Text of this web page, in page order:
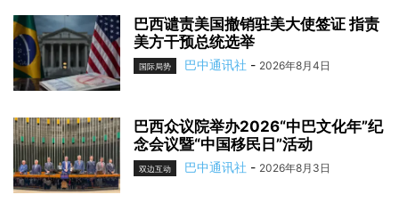
巴西谴责美国撤销驻美大使签证 指责
美方干预总统选举
国际局势 巴中通讯社 - 2026年8月4日
巴西众议院举办2026“中巴文化年”纪
念会议暨“中国移民日”活动
双边互动 巴中通讯社 - 2026年8月3日